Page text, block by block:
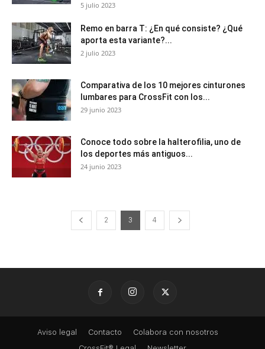
5 julio 2023
Remo en barra T: ¿En qué consiste? ¿Qué
aporta esta variante?...
2 julio 2023
Comparativa de los 10 mejores cinturones
lumbares para CrossFit con los...
29 junio 2023
Conoce todo sobre la halterofilia, uno de
los deportes más antiguos...
24 junio 2023
2 3 4
Aviso legal Contacto
Colabora con nosotros